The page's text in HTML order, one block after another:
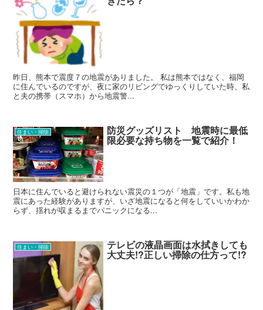
昨日、熊本で震度７の地震がありました。 私は熊本ではなく、福岡
に住んでいるのですが、夜に家のリビングでゆっくりしていた時、私
と夫の携帯（スマホ）から地震警...
住まい・掃除 防災グッズリスト 地震時に最低
限必要な持ち物を一覧で紹介！
日本に住んでいると避けられない震災の１つが「地震」です。私も地
震にあった経験がありますが、いざ地震になると何をしていいかわか
らず、揺れが収まるまでパニックになる...
住まい・掃除 テレビの液晶画面は水拭きしても
大丈夫!?正しい掃除の仕方って!?